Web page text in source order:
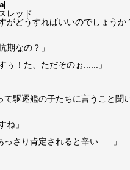
レッド
がどうすればいいのでしょう
期なの？」
ぅ！た、ただそのぉ......」
て駆逐艦の子たちに言うこと聞
ね」
さり肯定されると辛い......」